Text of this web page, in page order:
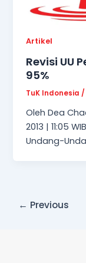
Artikel
Revisi UU
95%
TuK Indonesia /
Oleh Dea
2013 | 11:05
Undang-
← Previous